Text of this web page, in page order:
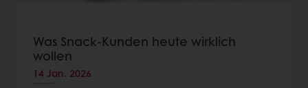
Was Snack-Kunden heute wirklich
wollen
14 Jan. 2026